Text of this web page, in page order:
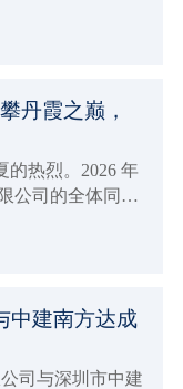
已无法满足行
“隐形质量防
丹霞之巅，
的热烈。2026 年
公司的全体同
中建南方达成
司与深圳市中建